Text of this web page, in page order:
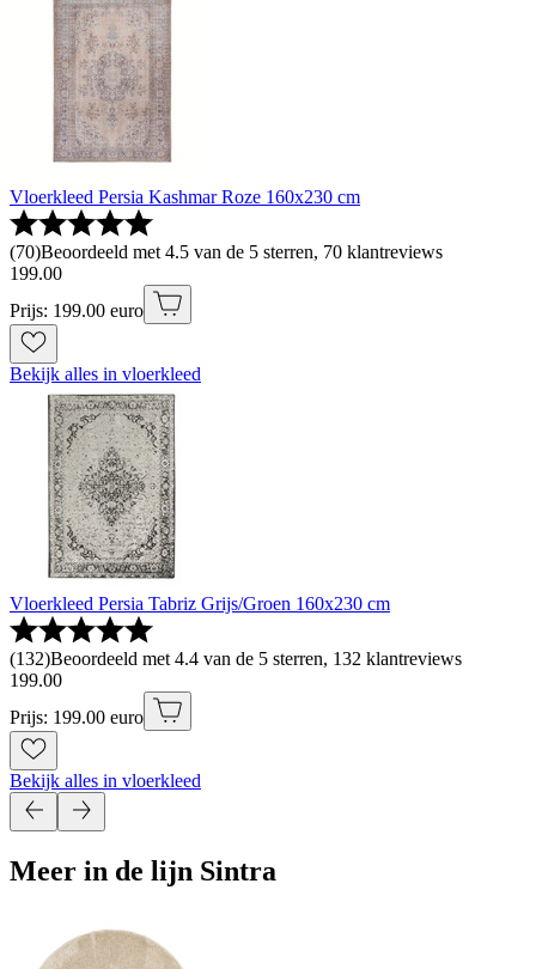
Vloerkleed Persia Kashmar Roze 160x230 cm
(70)Beoordeeld met 4.5 van de 5 sterren, 70 klantreviews
199.00
Prijs: 199.00 euro
Bekijk alles in vloerkleed
Vloerkleed Persia Tabriz Grijs/Groen 160x230 cm
(132)Beoordeeld met 4.4 van de 5 sterren, 132 klantreviews
199.00
Prijs: 199.00 euro
Bekijk alles in vloerkleed
Meer in de lijn Sintra